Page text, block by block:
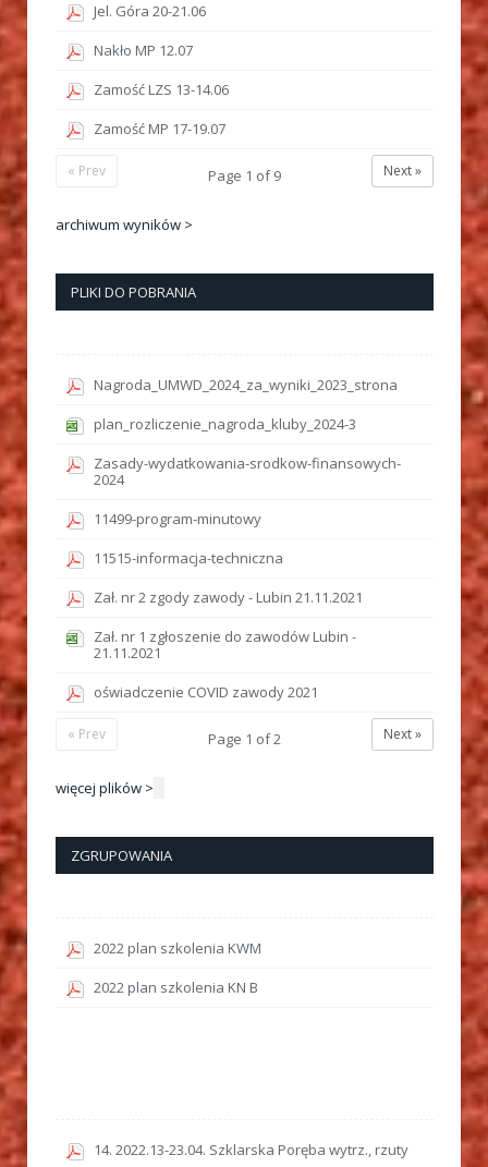
Jel. Góra 20-21.06
Nakło MP 12.07
Zamość LZS 13-14.06
Zamość MP 17-19.07
Next »
Page 1 of9
« Prev
archiwum wyników >
PLIKI DO POBRANIA
Nagroda_UMWD_2024_za_wyniki_2023_strona
plan_rozliczenie_nagroda_kluby_2024-3
Zasady-wydatkowania-srodkow-finansowych-
2024
11499-program-minutowy
11515-informacja-techniczna
Zał. nr 2 zgody zawody - Lubin 21.11.2021
Zał. nr 1 zgłoszenie do zawodów Lubin -
21.11.2021
oświadczenie COVID zawody 2021
Next »
Page 1 of2
« Prev
więcej plików >
ZGRUPOWANIA
2022 plan szkolenia KWM
2022 plan szkolenia KN B
14. 2022.13-23.04. Szklarska Poręba wytrz., rzuty